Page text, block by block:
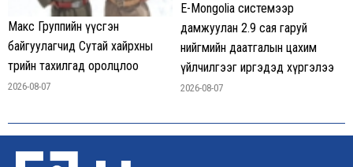
Макс Группийн үүсгэн
байгуулагчид Сутай хайрхны
төрийн тахилгад оролцлоо
2026-08-07
E-Mongolia системээр
дамжуулан 2.9 сая гаруй
нийгмийн даатгалын цахим
үйлчилгээг иргэдэд хүргэлээ
2026-08-07